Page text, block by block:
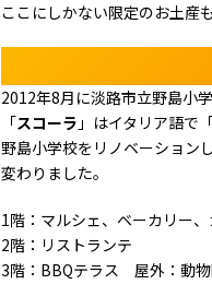
ここにしかない限定のお土産
2012年8月に淡路市立野島小
「スコーラ 」はイタリア語で
野島小学校をリノベーション
変わりました。
1階：マルシェ、ベーカリー、
2階：リストランテ
3階：BBQテラス 屋外：動